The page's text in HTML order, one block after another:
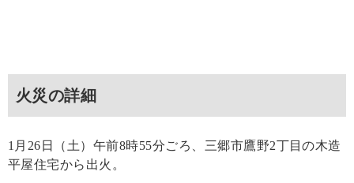
火災の詳細
1月26日（土）午前8時55分ごろ、三郷市鷹野2丁目の木造
平屋住宅から出火。